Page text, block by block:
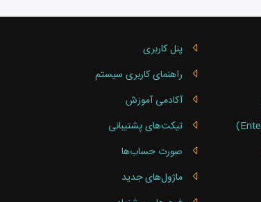
پنل کاربری
راهنمای کاربری سیستم
آکادمی آموزش
تیکت‌های پشتیبانی
صورت‌ حساب‌ها
ماژول‌های جدید